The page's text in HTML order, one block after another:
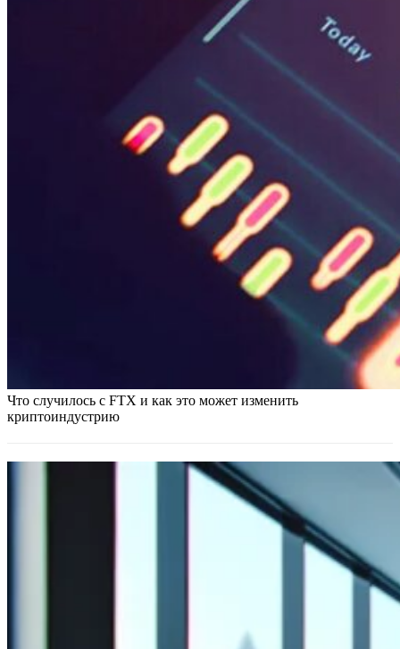
Что случилось с FTX и как это может изменить
криптоиндустрию